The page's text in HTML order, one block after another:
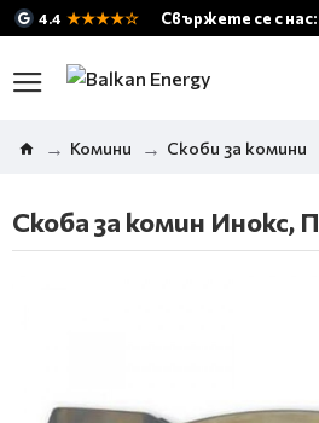
4.4 ★★★★☆ Свържете се с
Комини Скоби за комини
Скоба за комин Инокс,